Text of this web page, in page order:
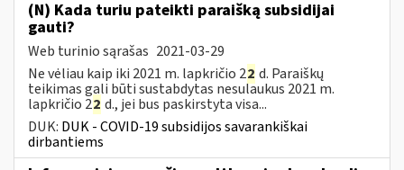
(N) Kada turiu pateikti paraišką subsidijai
gauti?
Web turinio sąrašas 2021-03-29
Ne vėliau kaip iki 2021 m. lapkričio 22 d. Paraiškų
teikimas gali būti sustabdytas nesulaukus 2021 m.
lapkričio 22 d., jei bus paskirstyta visa...
DUK: DUK - COVID-19 subsidijos savarankiškai
dirbantiems